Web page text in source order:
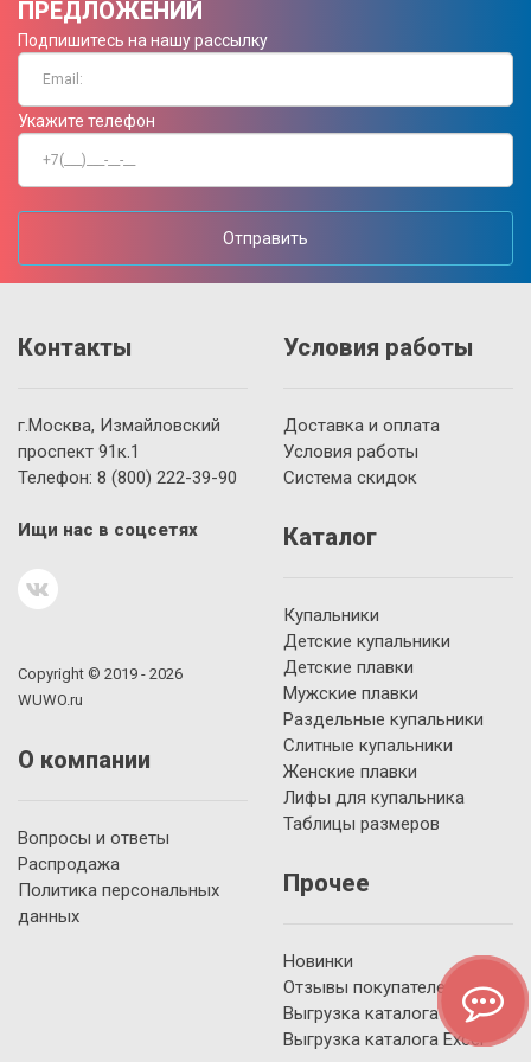
ПРЕДЛОЖЕНИЙ
Подпишитесь на нашу рассылку
Укажите телефон
Отправить
Контакты
г.Москва, Измайловский
проспект 91к.1
Телефон: 8 (800) 222-39-90
Ищи нас в соцсетях
Copyright © 2019 - 2026
WUWO.ru
О компании
Вопросы и ответы
Распродажа
Политика персональных
данных
Условия работы
Доставка и оплата
Условия работы
Система скидок
Каталог
Купальники
Детские купальники
Детские плавки
Мужские плавки
Раздельные купальники
Слитные купальники
Женские плавки
Лифы для купальника
Таблицы размеров
Прочее
Новинки
Отзывы покупателей
Выгрузка каталога YML
Выгрузка каталога Excel